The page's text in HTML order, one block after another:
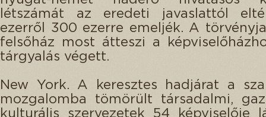
létszámát az eredeti javaslattól
ezerről 300 ezerre emeljék. A
felsőház most átteszi a
tárgyalás végett.
New York. A keresztes hadjárat a
mozgalomba tömörült társadalmi,
kulturális szervezetek 54 képviselője